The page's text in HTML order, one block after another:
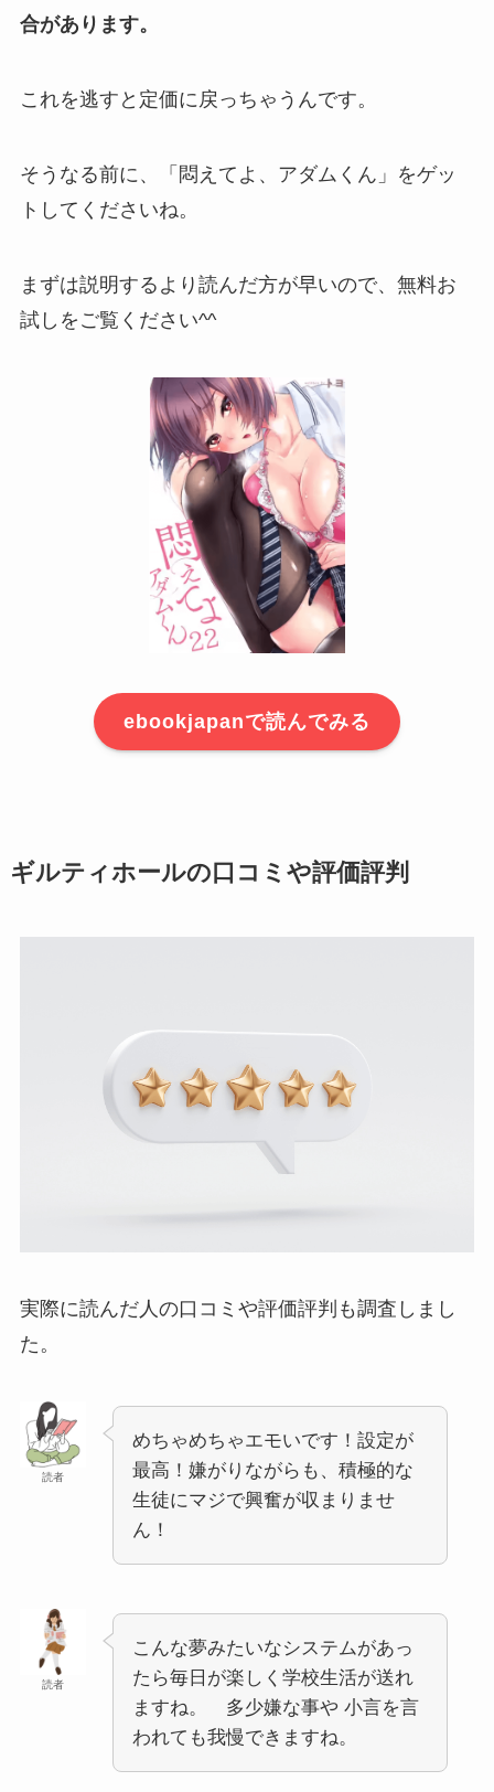
合があります。
これを逃すと定価に戻っちゃうんです。
そうなる前に、「悶えてよ、アダムくん」をゲッ
トしてくださいね。
まずは説明するより読んだ方が早いので、無料お
試しをご覧ください^^
ebookjapanで読んでみる
ギルティホールの口コミや評価評判
実際に読んだ人の口コミや評価評判も調査しまし
た。
読者
めちゃめちゃエモいです！設定が
最高！嫌がりながらも、積極的な
生徒にマジで興奮が収まりませ
ん！
読者
こんな夢みたいなシステムがあっ
たら毎日が楽しく学校生活が送れ
ますね。 多少嫌な事や 小言を言
われても我慢できますね。